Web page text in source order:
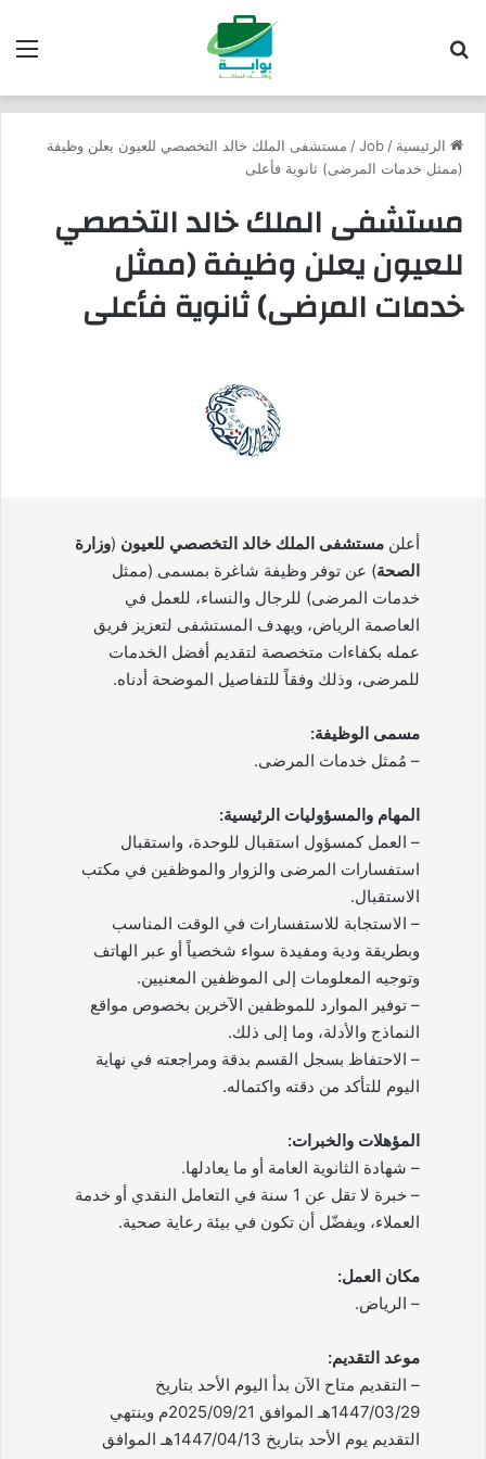
الرئيسية /
Job
/ مستشفى الملك خالد التخصصي للعيون يعلن وظيفة
(ممثل خدمات المرضى) ثانوية فأعلى
مستشفى الملك خالد التخصصي
للعيون يعلن وظيفة (ممثل
خدمات المرضى) ثانوية فأعلى
أعلن مستشفى الملك خالد التخصصي للعيون (وزارة
الصحة) عن توفر وظيفة شاغرة بمسمى (ممثل
خدمات المرضى) للرجال والنساء، للعمل في
العاصمة الرياض، ويهدف المستشفى لتعزيز فريق
عمله بكفاءات متخصصة لتقديم أفضل الخدمات
للمرضى، وذلك وفقاً للتفاصيل الموضحة أدناه.
مسمى الوظيفة:
– مُمثل خدمات المرضى.
المهام والمسؤوليات الرئيسية:
– العمل كمسؤول استقبال للوحدة، واستقبال
استفسارات المرضى والزوار والموظفين في مكتب
الاستقبال.
– الاستجابة للاستفسارات في الوقت المناسب
وبطريقة ودية ومفيدة سواء شخصياً أو عبر الهاتف
وتوجيه المعلومات إلى الموظفين المعنيين.
– توفير الموارد للموظفين الآخرين بخصوص مواقع
النماذج والأدلة، وما إلى ذلك.
– الاحتفاظ بسجل القسم بدقة ومراجعته في نهاية
اليوم للتأكد من دقته واكتماله.
المؤهلات والخبرات:
– شهادة الثانوية العامة أو ما يعادلها.
– خبرة لا تقل عن 1 سنة في التعامل النقدي أو خدمة
العملاء، ويفضّل أن تكون في بيئة رعاية صحية.
مكان العمل:
– الرياض.
موعد التقديم:
– التقديم متاح الآن بدأ اليوم الأحد بتاريخ
1447/03/29هـ الموافق 2025/09/21م وينتهي
التقديم يوم الأحد بتاريخ 1447/04/13هـ الموافق